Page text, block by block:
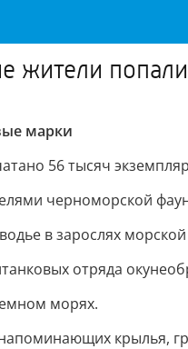
жители
марки
56 тысяч
черноморской
в зарослях
отряда
морях.
крылья,